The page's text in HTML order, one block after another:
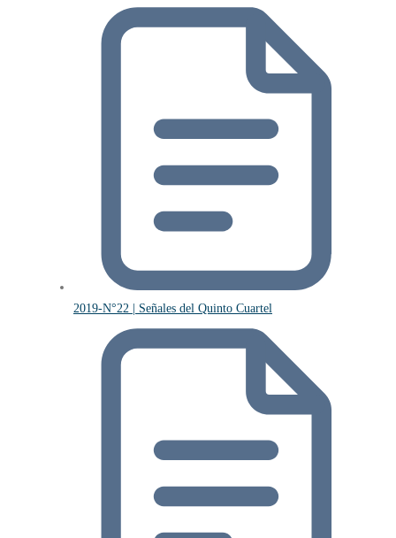
2019-N°22 | Señales del Quinto Cuartel